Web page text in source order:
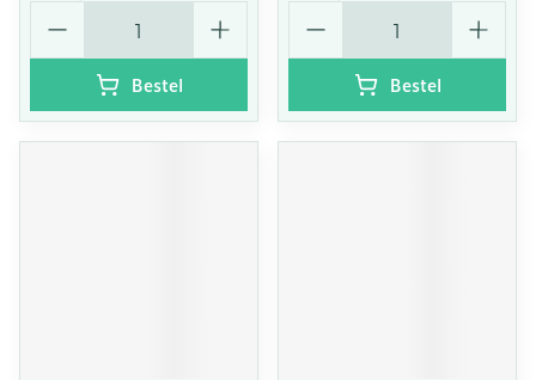
Aantal
Bestel
Aantal
Bestel